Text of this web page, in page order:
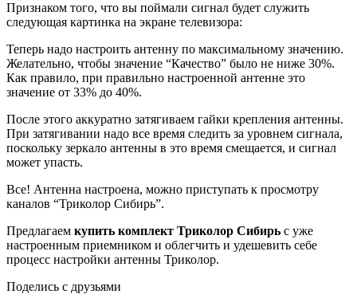
Признаком того, что вы поймали сигнал будет служить
следующая картинка на экране телевизора:
Теперь надо настроить антенну по максимальному значению.
Желательно, чтобы значение “Качество” было не ниже 30%.
Как правило, при правильно настроенной антенне это
значение от 33% до 40%.
После этого аккуратно затягиваем гайки крепления антенны.
При затягивании надо все время следить за уровнем сигнала,
поскольку зеркало антенны в это время смещается, и сигнал
может упасть.
Все! Антенна настроена, можно приступать к просмотру
каналов “Триколор Сибирь”.
Предлагаем купить комплект Триколор Сибирь с уже
настроенным приемником и облегчить и удешевить себе
процесс настройки антенны Триколор.
Поделись с друзьями